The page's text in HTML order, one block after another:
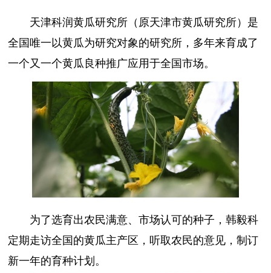
天津科润黄瓜研究所（原天津市黄瓜研究所）是
全国唯一以黄瓜为研究对象的研究所，多年来育成了
一个又一个黄瓜良种推广应用于全国市场。
为了选育出农民满意、市场认可的种子，韩毅科
定期走访全国的黄瓜主产区，听取农民的意见，制订
新一年的育种计划。